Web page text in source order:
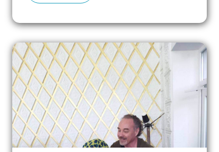
представила Наталья Юрьевна
Калужского филиала […]